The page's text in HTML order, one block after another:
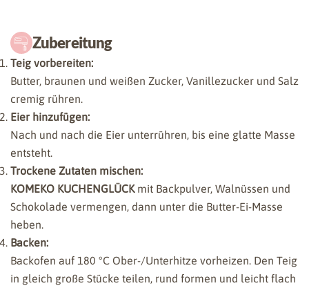
Zubereitung
Teig vorbereiten:
Butter, braunen und weißen Zucker, Vanillezucker und Salz
cremig rühren.
Eier hinzufügen:
Nach und nach die Eier unterrühren, bis eine glatte Masse
entsteht.
Trockene Zutaten mischen:
KOMEKO KUCHENGLÜCK mit Backpulver, Walnüssen und
Schokolade vermengen, dann unter die Butter-Ei-Masse
heben.
Backen:
Backofen auf 180 °C Ober-/Unterhitze vorheizen. Den Teig
in gleich große Stücke teilen, rund formen und leicht flach